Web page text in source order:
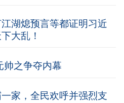
湖熄预言等都证明习近
大乱！
帅之争夺内幕
家，全民欢呼并强烈支